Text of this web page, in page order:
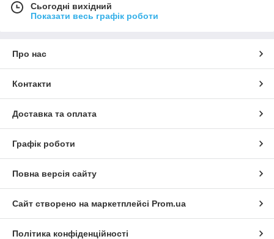
Сьогодні вихідний
Показати весь графік роботи
Про нас
Контакти
Доставка та оплата
Графік роботи
Повна версія сайту
Сайт створено на маркетплейсі Prom.ua
Політика конфіденційності